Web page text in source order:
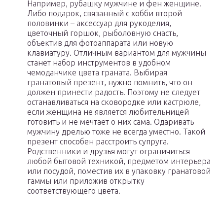
Например, рубашку мужчине и фен женщине.
Либо подарок, связанный с хобби второй
половинки – аксессуар для рукоделия,
цветочный горшок, рыболовную снасть,
объектив для фотоаппарата или новую
клавиатуру. Отличным вариантом для мужчины
станет набор инструментов в удобном
чемоданчике цвета граната. Выбирая
гранатовый презент, нужно помнить, что он
должен принести радость. Поэтому не следует
останавливаться на сковородке или кастрюле,
если женщина не является любительницей
готовить и не мечтает о них сама. Одаривать
мужчину дрелью тоже не всегда уместно. Такой
презент способен расстроить супруга.
Родственники и друзья могут ограничиться
любой бытовой техникой, предметом интерьера
или посудой, поместив их в упаковку гранатовой
гаммы или приложив открытку
соответствующего цвета.